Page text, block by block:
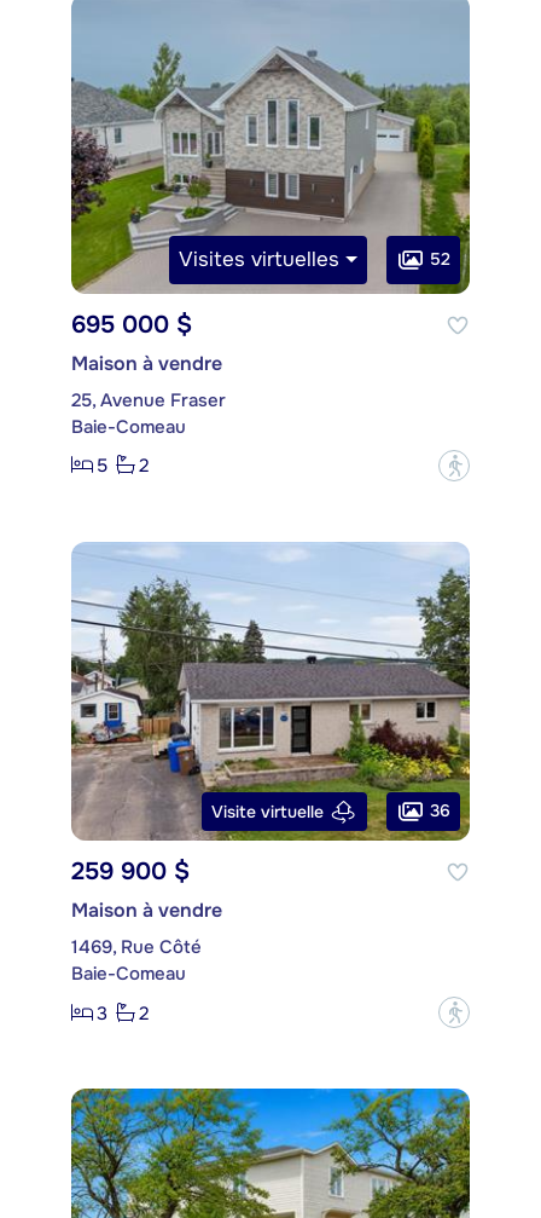
Visites virtuelles 52
695 000 $
Maison à vendre
25, Avenue Fraser
Baie-Comeau
5
2 ?
Visite virtuelle 36
259 900 $
Maison à vendre
1469, Rue Côté
Baie-Comeau
3
2 ?